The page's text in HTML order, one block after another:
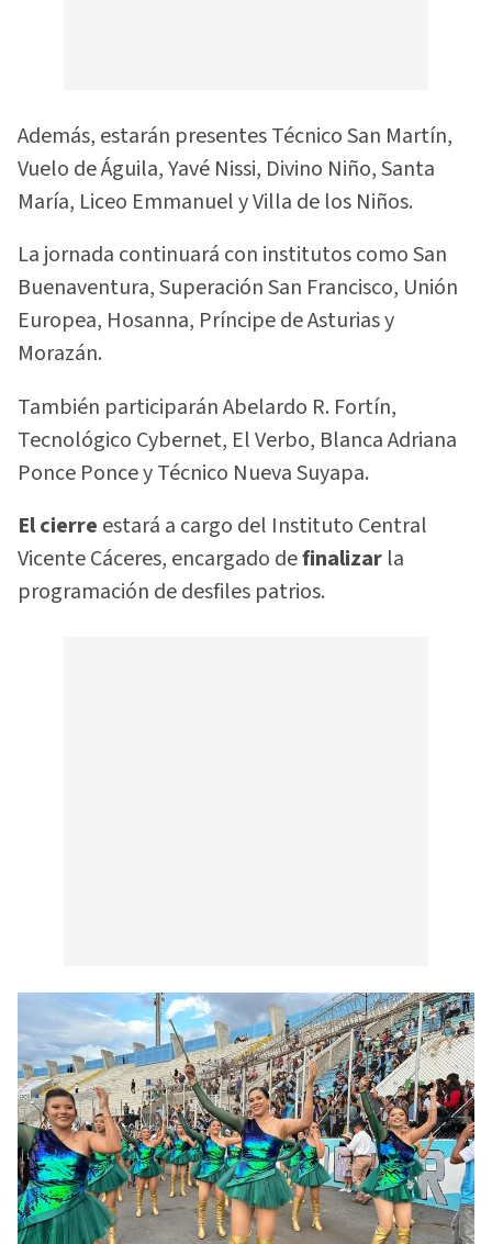
Además, estarán presentes Técnico San Martín,
Vuelo de Águila, Yavé Nissi, Divino Niño, Santa
María, Liceo Emmanuel y Villa de los Niños.
La jornada continuará con institutos como San
Buenaventura, Superación San Francisco, Unión
Europea, Hosanna, Príncipe de Asturias y
Morazán.
También participarán Abelardo R. Fortín,
Tecnológico Cybernet, El Verbo, Blanca Adriana
Ponce Ponce y Técnico Nueva Suyapa.
El cierre estará a cargo del Instituto Central
Vicente Cáceres, encargado definalizar la
programación de desfiles patrios.